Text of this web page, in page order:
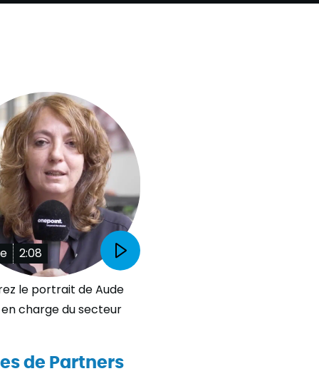
de Partners
le portrait de Aude
en charge du secteur
2:08